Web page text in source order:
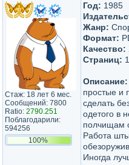
Стаж: 18 лет 6 мес.
Сообщений: 7800
Ratio: 2790.251
Поблагодарили:
594256
100%
Год: 1985
Жанр:
Формат:
Качество:
Страниц:
Описание:
простые и
сделать
одетого в
полчищам
Работа
Иногда